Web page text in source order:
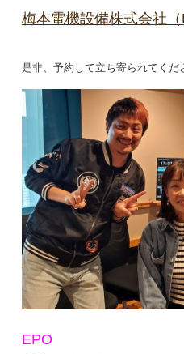
梅本電機設備株式会社（
是非、予約して立ち寄られてくだ
EPO